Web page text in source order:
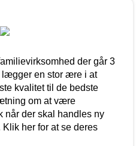
der går 3
lægger en stor ære i at
kvalitet til de bedste
om at være
når der skal handles ny
her for at se deres